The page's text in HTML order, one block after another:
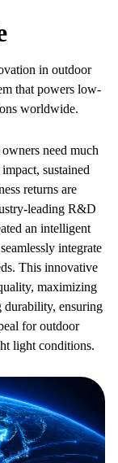
in outdoor
that powers low-
worldwide.
need much
sustained
returns are
leading R&D
an intelligent
integrate
This innovative
maximizing
durability, ensuring
for outdoor
light conditions.